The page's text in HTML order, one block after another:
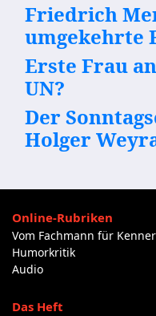
Friedrich
umgekehrte
Erste Frau
UN?
Der
Holger
Online-Rubriken
Vom Fachmann für Kenner
Humorkritik
Audio
Das Heft